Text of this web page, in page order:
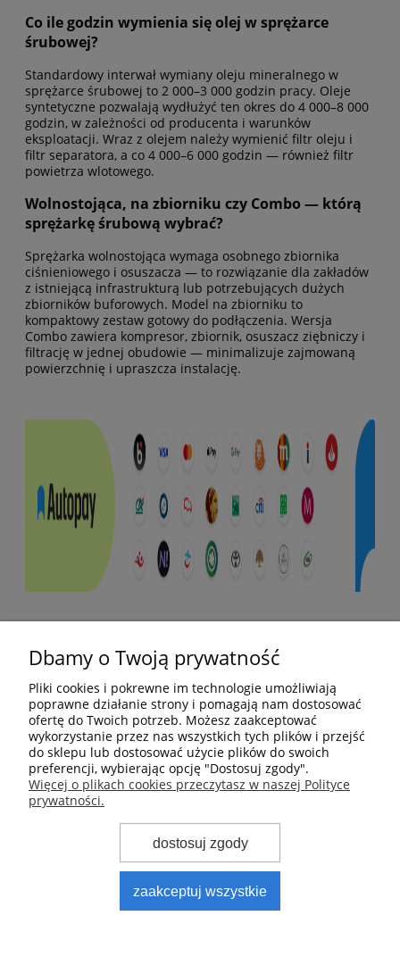
Co ile godzin wymienia się olej w sprężarce
śrubowej?
Standardowy interwał wymiany oleju mineralnego w
sprężarce śrubowej to 2 000–3 000 godzin pracy. Oleje
syntetyczne pozwalają wydłużyć ten okres do 4 000–8 000
godzin, w zależności od producenta i warunków
eksploatacji. Wraz z olejem należy wymienić filtr oleju i
filtr separatora, a co 4 000–6 000 godzin — również filtr
powietrza wlotowego.
Wolnostojąca, na zbiorniku czy Combo — którą
sprężarkę śrubową wybrać?
Sprężarka wolnostojąca wymaga osobnego zbiornika
ciśnieniowego i osuszacza — to rozwiązanie dla zakładów
z istniejącą infrastrukturą lub potrzebujących dużych
zbiorników buforowych. Model na zbiorniku to
kompaktowy zestaw gotowy do podłączenia. Wersja
Combo zawiera kompresor, zbiornik, osuszacz ziębniczy i
filtrację w jednej obudowie — minimalizuje zajmowaną
powierzchnię i upraszcza instalację.
Moje konto
Płatności i dostawa
Informacje
PS Automatyka Pneumatyka Hydraulika
63, 83-330 Żukowo | NIP: 6842525367 | Tel.:
Dbamy o Twoją prywatność
Pliki cookies i pokrewne im technologie umożliwiają
poprawne działanie strony i pomagają nam dostosować
ofertę do Twoich potrzeb. Możesz zaakceptować
wykorzystanie przez nas wszystkich tych plików i przejść
do sklepu lub dostosować użycie plików do swoich
preferencji, wybierając opcję "Dostosuj zgody".
Więcej o plikach cookies przeczytasz w naszej Polityce
prywatności.
dostosuj zgody
zaakceptuj wszystkie